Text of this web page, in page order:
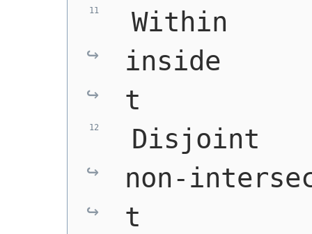
Within
inside
t
Disjoint
non-
t